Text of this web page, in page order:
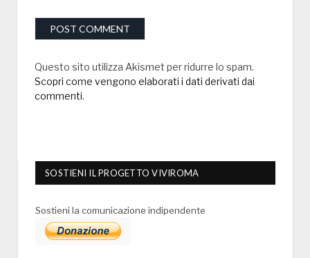
Questo sito utilizza Akismet per ridurre lo spam.
Scopri come vengono elaborati i dati derivati dai
commenti.
SOSTIENI IL PROGETTO VIVIROMA
Sostieni la comunicazione indipendente